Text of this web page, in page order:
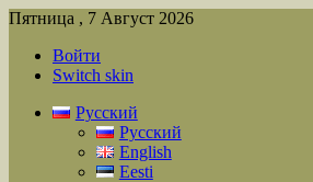
Пятница , 7 Август 2026
Войти
Switch skin
Русский
Русский
English
Eesti